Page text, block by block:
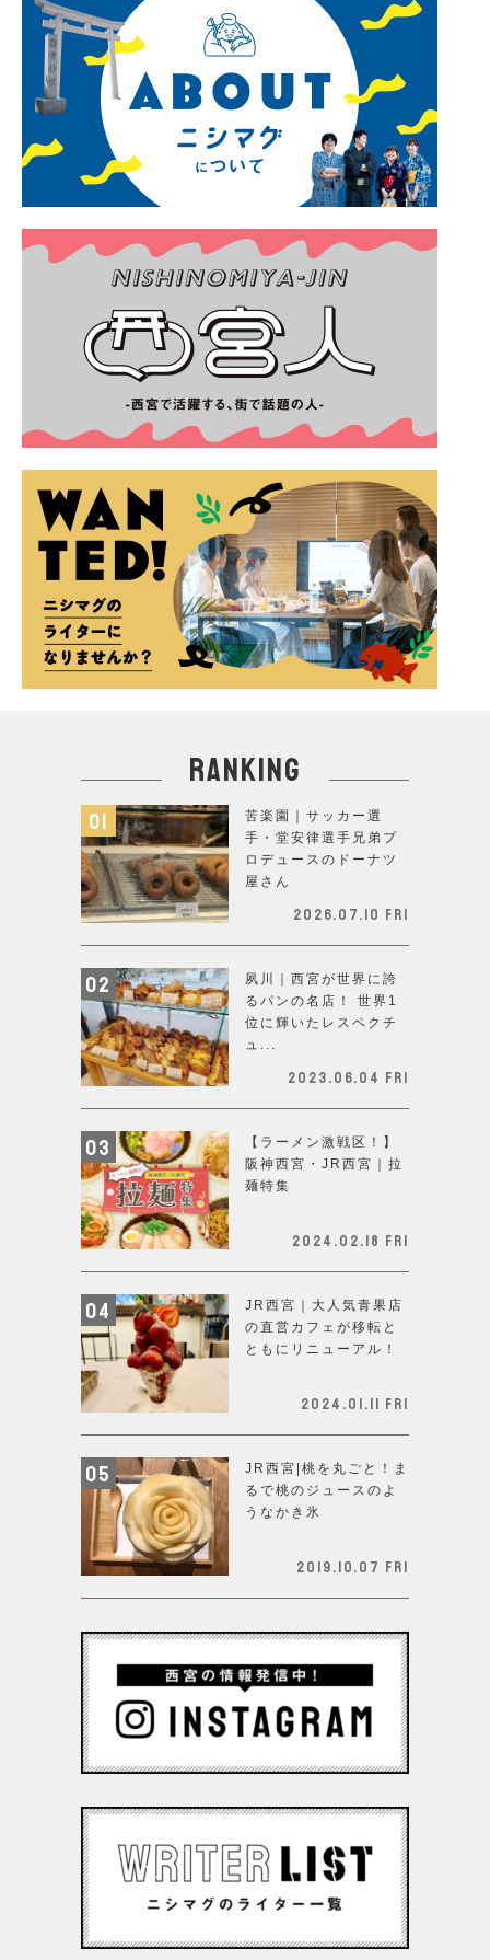
ranking
苦楽園｜サッカー選
手・堂安律選手兄弟プ
ロデュースのドーナツ
屋さん
2026.07.10 Fri
夙川｜西宮が世界に誇
るパンの名店！ 世界1
位に輝いたレスペクチ
ュ...
2023.06.04 Fri
【ラーメン激戦区！】
阪神西宮・JR西宮｜拉
麺特集
2024.02.18 Fri
JR西宮｜大人気青果店
の直営カフェが移転と
ともにリニューアル！
2024.01.11 Fri
JR西宮|桃を丸ごと！ま
るで桃のジュースのよ
うなかき氷
2019.10.07 Fri